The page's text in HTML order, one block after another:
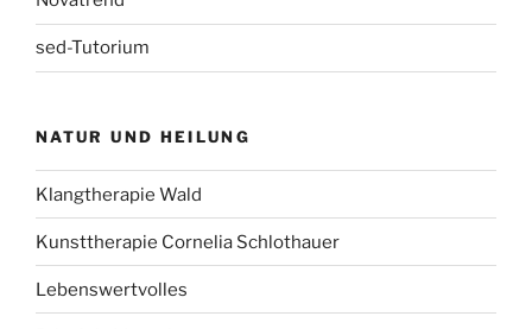
sed-Tutorium
NATUR UND HEILUNG
Klangtherapie Wald
Kunsttherapie Cornelia Schlothauer
Lebenswertvolles